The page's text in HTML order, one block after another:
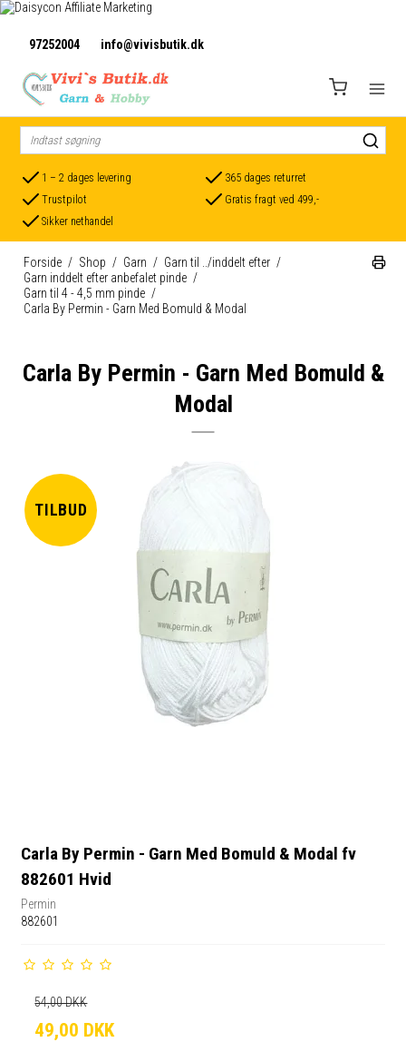
97252004 info@vivisbutik.dk
1 – 2 dages levering
365 dages returret
Trustpilot
Gratis fragt ved 499,-
Sikker nethandel
Forside / Shop / Garn / Garn til ../inddelt efter /
Garn inddelt efter anbefalet pinde /
Garn til 4 - 4,5 mm pinde /
Carla By Permin - Garn Med Bomuld & Modal
Carla By Permin - Garn Med Bomuld &
Modal
TILBUD
Carla By Permin - Garn Med Bomuld & Modal fv
882601 Hvid
Permin
882601
54,00 DKK
49,00 DKK